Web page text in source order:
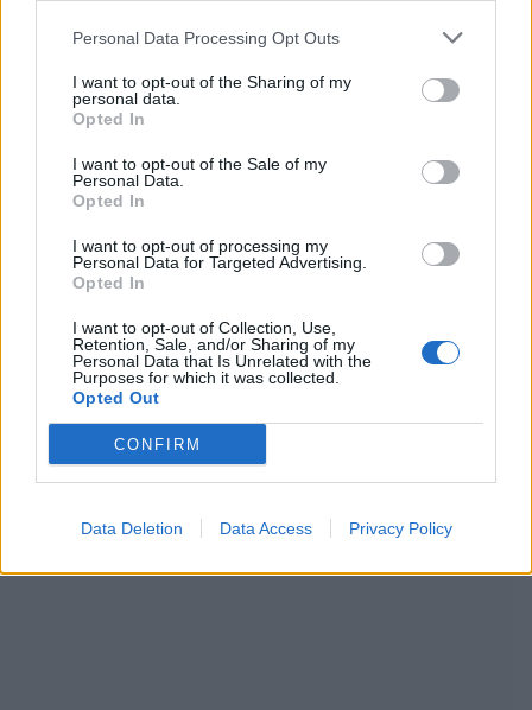
Personal Data Processing Opt Outs
I want to opt-out of the Sharing of my
personal data.
Opted In
I want to opt-out of the Sale of my
Personal Data.
Opted In
I want to opt-out of processing my
Personal Data for Targeted Advertising.
Opted In
I want to opt-out of Collection, Use,
Retention, Sale, and/or Sharing of my
Personal Data that Is Unrelated with the
Purposes for which it was collected.
Opted Out
CONFIRM
Data Deletion Data Access Privacy Policy
Ilmoita virheestä ·Tietoa meistä·Toimitusperiaatteet